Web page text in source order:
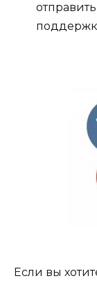
Если вы